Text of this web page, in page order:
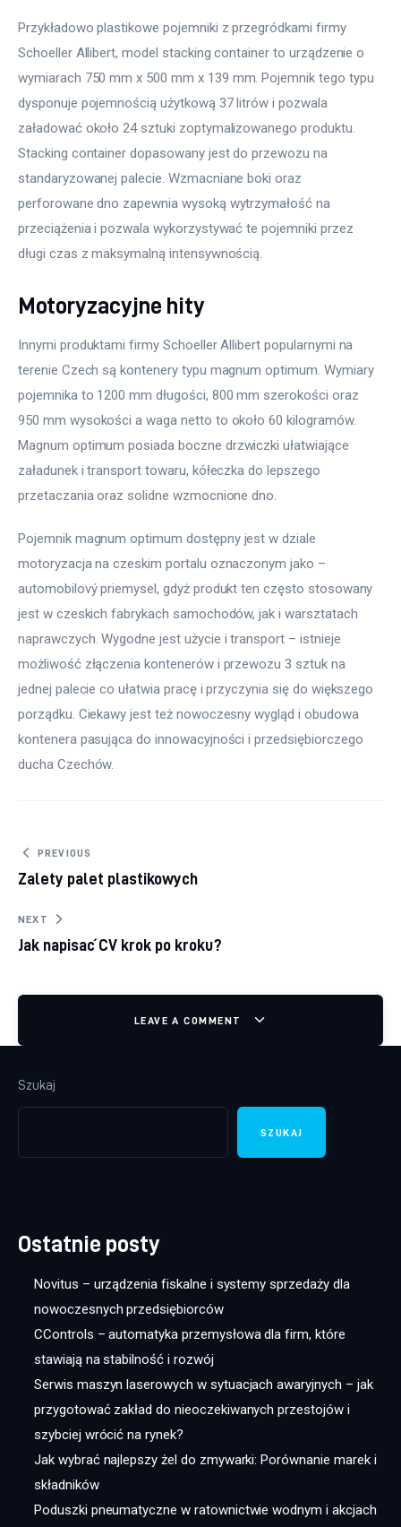
Przykładowo plastikowe pojemniki z przegródkami firmy
Schoeller Allibert, model stacking container to urządzenie o
wymiarach 750 mm x 500 mm x 139 mm. Pojemnik tego typu
dysponuje pojemnością użytkową 37 litrów i pozwala
załadować około 24 sztuki zoptymalizowanego produktu.
Stacking container dopasowany jest do przewozu na
standaryzowanej palecie. Wzmacniane boki oraz
perforowane dno zapewnia wysoką wytrzymałość na
przeciążenia i pozwala wykorzystywać te pojemniki przez
długi czas z maksymalną intensywnością.
Motoryzacyjne hity
Innymi produktami firmy Schoeller Allibert popularnymi na
terenie Czech są kontenery typu magnum optimum. Wymiary
pojemnika to 1200 mm długości, 800 mm szerokości oraz
950 mm wysokości a waga netto to około 60 kilogramów.
Magnum optimum posiada boczne drzwiczki ułatwiające
załadunek i transport towaru, kółeczka do lepszego
przetaczania oraz solidne wzmocnione dno.
Pojemnik magnum optimum dostępny jest w dziale
motoryzacja na czeskim portalu oznaczonym jako –
automobilový priemysel, gdyż produkt ten często stosowany
jest w czeskich fabrykach samochodów, jak i warsztatach
naprawczych. Wygodne jest użycie i transport – istnieje
możliwość złączenia kontenerów i przewozu 3 sztuk na
jednej palecie co ułatwia pracę i przyczynia się do większego
porządku. Ciekawy jest też nowoczesny wygląd i obudowa
kontenera pasująca do innowacyjności i przedsiębiorczego
ducha Czechów.
Nawigacja wpisu
PREVIOUS
Zalety palet plastikowych
NEXT
Jak napisać CV krok po kroku?
LEAVE A COMMENT
Szukaj
SZUKAJ
Ostatnie posty
Novitus – urządzenia fiskalne i systemy sprzedaży dla
nowoczesnych przedsiębiorców
CControls – automatyka przemysłowa dla firm, które
stawiają na stabilność i rozwój
Serwis maszyn laserowych w sytuacjach awaryjnych – jak
przygotować zakład do nieoczekiwanych przestojów i
szybciej wrócić na rynek?
Jak wybrać najlepszy żel do zmywarki: Porównanie marek i
składników
Poduszki pneumatyczne w ratownictwie wodnym i akcjach